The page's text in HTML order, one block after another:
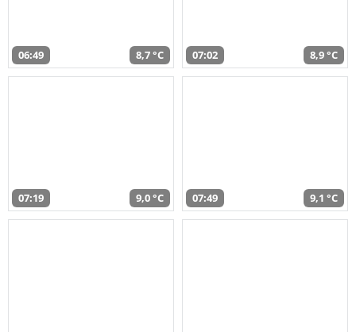
06:49 8,7 °C 07:02 8,9 °C
07:19 9,0 °C 07:49 9,1 °C